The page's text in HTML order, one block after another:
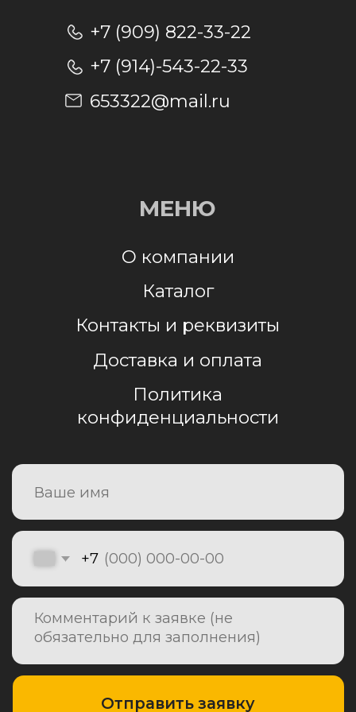
Отправляя заявку, я даю согласие на
обработку персональных данных